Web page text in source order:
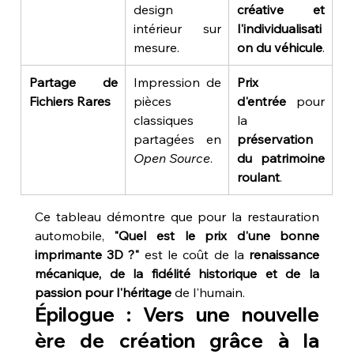
design
intérieur sur
mesure.
créative et
l'individualisati
on du véhicule.
Partage de
Fichiers Rares
Impression de
pièces
classiques
Open Source.
Prix
d'entrée pour
préservation
du patrimoine
roulant.
Ce tableau démontre que pour la restauration
automobile, "Quel est le prix d'une bonne
imprimante 3D ?" est le coût de la renaissance
mécanique, de la fidélité historique et de la
passion pour l'héritage de l'humain.
Épilogue : Vers une nouvelle
ère de création grâce à la